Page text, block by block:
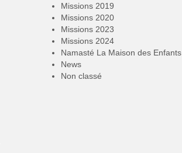
Missions 2019
Missions 2020
Missions 2023
Missions 2024
Namasté La Maison des Enfants
News
Non classé